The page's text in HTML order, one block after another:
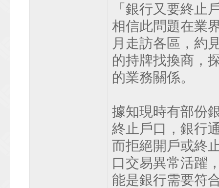
「銀行又要終止
相信此問題在業
月走訪各區，約
的持牌找換商，
的業務關係。
據知現時有部份
終止戶口，銀行
而拒絕開戶或終
口交易異常活躍
能是銀行需要符